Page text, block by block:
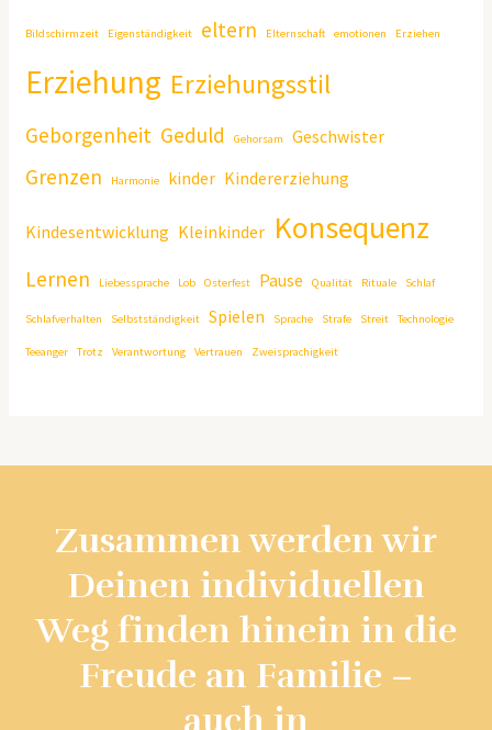
Bildschirmzeit Eigenständigkeit eltern Elternschaft emotionen Erziehen
Erziehung Erziehungsstil
Geborgenheit Geduld Gehorsam Geschwister
Grenzen Harmonie kinder Kindererziehung
Kindesentwicklung Kleinkinder Konsequenz
Lernen Liebessprache Lob Osterfest Pause Qualität Rituale Schlaf
Schlafverhalten Selbstständigkeit Spielen Sprache Strafe Streit Technologie
Teeanger Trotz Verantwortung Vertrauen Zweisprachigkeit
Zusammen werden wir
Deinen individuellen
Weg finden hinein in die
Freude an Familie –
auch in